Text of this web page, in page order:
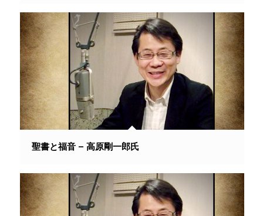
聖書と福音 – 高原剛一郎氏